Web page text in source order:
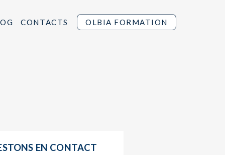
CONTACTS OLBIA FORMATION
EN CONTACT